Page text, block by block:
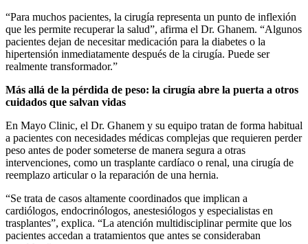
“Para muchos pacientes, la cirugía representa un punto de inflexión
que les permite recuperar la salud”, afirma el Dr. Ghanem. “Algunos
pacientes dejan de necesitar medicación para la diabetes o la
hipertensión inmediatamente después de la cirugía. Puede ser
realmente transformador.”
Más allá de la pérdida de peso: la cirugía abre la puerta a otros
cuidados que salvan vidas
En Mayo Clinic, el Dr. Ghanem y su equipo tratan de forma habitual
a pacientes con necesidades médicas complejas que requieren perder
peso antes de poder someterse de manera segura a otras
intervenciones, como un trasplante cardíaco o renal, una cirugía de
reemplazo articular o la reparación de una hernia.
“Se trata de casos altamente coordinados que implican a
cardiólogos, endocrinólogos, anestesiólogos y especialistas en
trasplantes”, explica. “La atención multidisciplinar permite que los
pacientes accedan a tratamientos que antes se consideraban